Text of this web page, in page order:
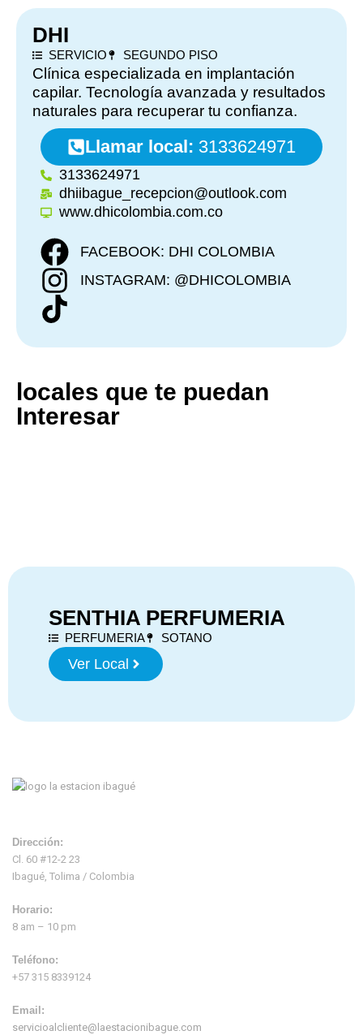
DHI
SERVICIO SEGUNDO PISO
Clínica especializada en implantación
capilar. Tecnología avanzada y resultados
naturales para recuperar tu confianza.
Llamar local: 3133624971
3133624971
dhiibague_recepcion@outlook.com
www.dhicolombia.com.co
FACEBOOK: DHI COLOMBIA
INSTAGRAM: @DHICOLOMBIA
locales que te puedan
Interesar
SENTHIA PERFUMERIA
PERFUMERIA SOTANO
Ver Local
Dirección:
Cl. 60 #12-2 23
Ibagué, Tolima / Colombia
Horario:
8 am – 10 pm
Teléfono:
+57 315 8339124
Email:
servicioalcliente@laestacionibague.com